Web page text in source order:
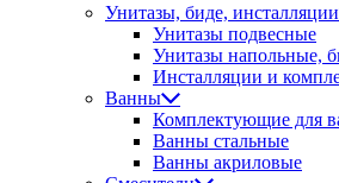
Унитазы, биде, инсталляции
Унитазы подвесные
Унитазы напольные,
Инсталляции и
Ванны
Комплектующие для
Ванны стальные
Ванны акриловые